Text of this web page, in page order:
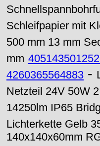
Schleifpapier mit
500 mm 13 mm
mm
4260365564883 -
Netzteil 24V 50W
14250lm IP65
Lichterkette Gelb
140x140x60mm